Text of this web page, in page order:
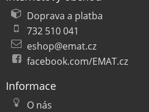
Doprava a platba
732 510 041
eshop@emat.cz
facebook.com/EMAT.cz
Informace
O nás